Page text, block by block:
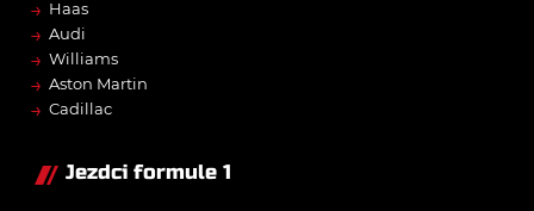
→ Haas
→ Audi
→ Williams
→ Aston Martin
→ Cadillac
Jezdci formule 1